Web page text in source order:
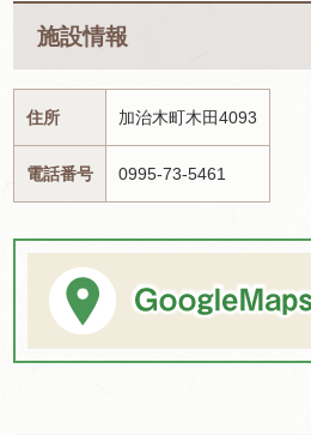
施設情報
住所 加治木町木田4093
電話番号 0995-73-5461